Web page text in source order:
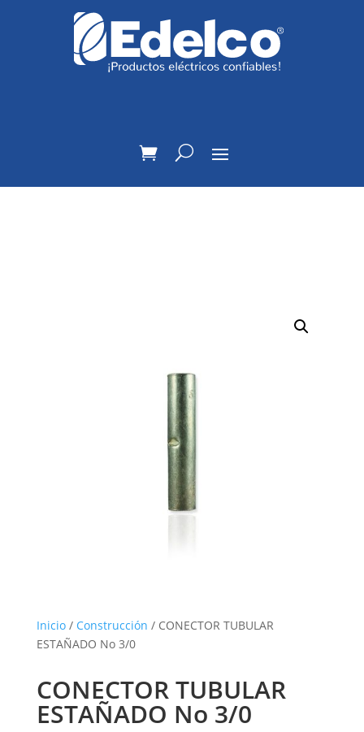
Inicio/ Construcción / CONECTOR TUBULAR
ESTAÑADO No 3/0
CONECTOR TUBULAR
ESTAÑADO No 3/0